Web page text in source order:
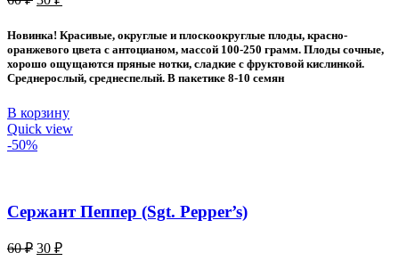
составляла
60 ₽.
30 ₽.
Новинка! Красивые, округлые и плоскоокруглые плоды, красно-
оранжевого цвета с антоцианом, массой 100-250 грамм. Плоды сочные,
хорошо ощущаются пряные нотки, сладкие с фруктовой кислинкой.
Среднерослый, среднеспелый. В пакетике 8-10 семян
В корзину
Quick view
-50%
Сержант Пеппер (Sgt. Pepper’s)
60₽ Первоначальная
30 ₽Текущая